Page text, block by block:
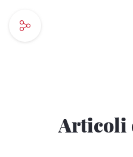
Articoli